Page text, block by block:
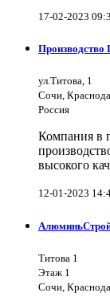
17-02-2023
Производство
ул.Титова, 1
Сочи,
Россия
Компания в
высокого
12-01-2023
Титова 1
Этаж 1
Сочи,